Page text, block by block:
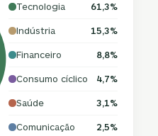
Tecnologia 61,3%
Indústria 15,3%
Financeiro 8,8%
Consumo cíclico 4,7%
Saúde 3,1%
Comunicação 2,5%